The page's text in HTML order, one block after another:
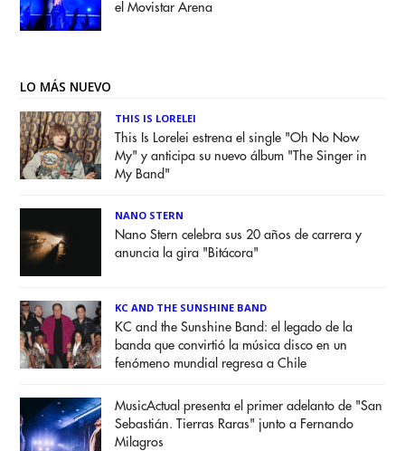
el Movistar Arena
LO MÁS NUEVO
THIS IS LORELEI
This Is Lorelei estrena el single "Oh No Now
My" y anticipa su nuevo álbum "The Singer in
My Band"
NANO STERN
Nano Stern celebra sus 20 años de carrera y
anuncia la gira "Bitácora"
KC AND THE SUNSHINE BAND
KC and the Sunshine Band: el legado de la
banda que convirtió la música disco en un
fenómeno mundial regresa a Chile
MusicActual presenta el primer adelanto de "San
Sebastián. Tierras Raras" junto a Fernando
Milagros